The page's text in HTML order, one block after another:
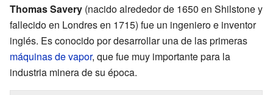
Thomas Savery (nacido alrededor de 1650 en Shilstone y
fallecido en Londres en 1715) fue un ingeniero e inventor
inglés. Es conocido por desarrollar una de las primeras
máquinas de vapor, que fue muy importante para la
industria minera de su época.